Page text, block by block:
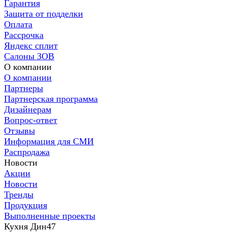
Гарантия
Защита от подделки
Оплата
Рассрочка
Яндекс сплит
Салоны ЗОВ
О компании
О компании
Партнеры
Партнерская программа
Дизайнерам
Вопрос-ответ
Отзывы
Информация для СМИ
Распродажа
Новости
Акции
Новости
Тренды
Продукция
Выполненные проекты
Кухня Дин47